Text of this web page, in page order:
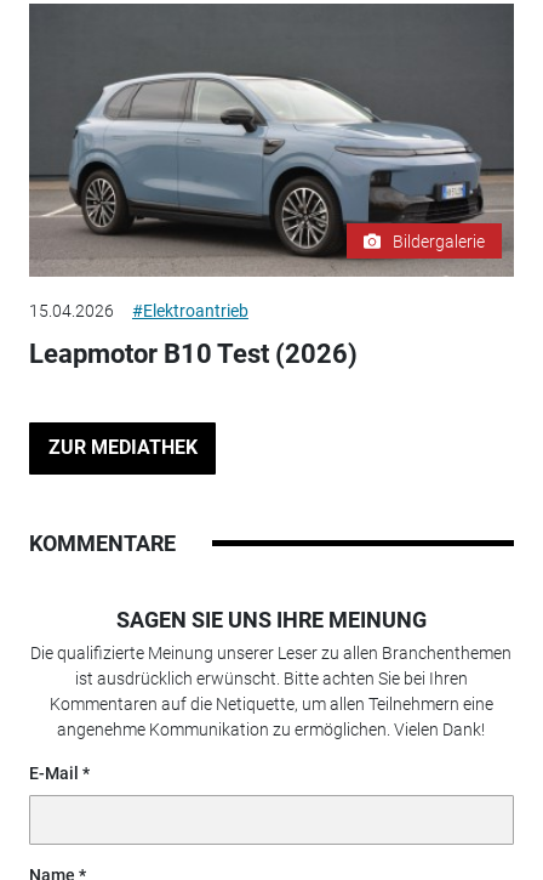
Bildergalerie
15.04.2026 #Elektroantrieb
Leapmotor B10 Test (2026)
ZUR MEDIATHEK
KOMMENTARE
SAGEN SIE UNS IHRE MEINUNG
Die qualifizierte Meinung unserer Leser zu allen Branchenthemen
ist ausdrücklich erwünscht. Bitte achten Sie bei Ihren
Kommentaren auf die Netiquette, um allen Teilnehmern eine
angenehme Kommunikation zu ermöglichen. Vielen Dank!
E-Mail
Name